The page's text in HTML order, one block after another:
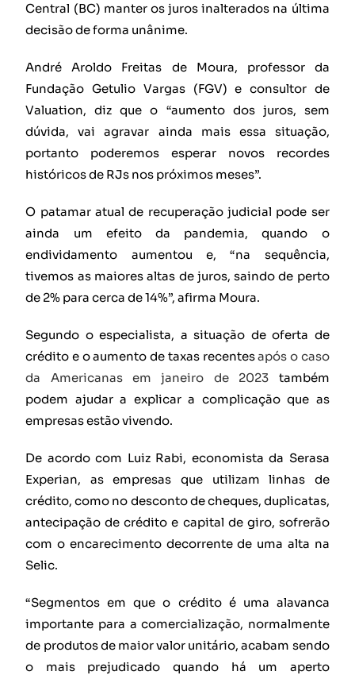
Central (BC) manter os juros inalterados na última
decisão de forma unânime.
André Aroldo Freitas de Moura, professor da
Fundação Getulio Vargas (FGV) e consultor de
Valuation, diz que o “aumento dos juros, sem
dúvida, vai agravar ainda mais essa situação,
portanto poderemos esperar novos recordes
históricos de RJs nos próximos meses”.
O patamar atual de recuperação judicial pode ser
ainda um efeito da pandemia, quando o
endividamento aumentou e, “na sequência,
tivemos as maiores altas de juros, saindo de perto
de 2% para cerca de 14%”, afirma Moura.
Segundo o especialista, a situação de oferta de
crédito e o aumento de taxas recentesapós o caso
da Americanas em janeiro de 2023 também
podem ajudar a explicar a complicação que as
empresas estão vivendo.
De acordo com Luiz Rabi, economista da Serasa
Experian, as empresas que utilizam linhas de
crédito, como no desconto de cheques, duplicatas,
antecipação de crédito e capital de giro, sofrerão
com o encarecimento decorrente de uma alta na
Selic.
“Segmentos em que o crédito é uma alavanca
importante para a comercialização, normalmente
de produtos de maior valor unitário, acabam sendo
o mais prejudicado quando há um aperto